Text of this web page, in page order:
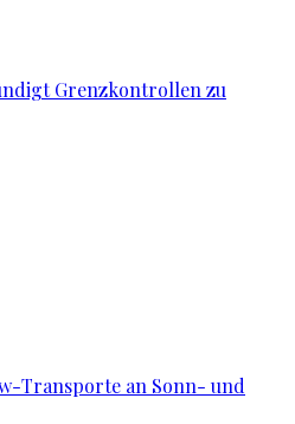
Grenzkontrollen zu
Transporte an Sonn- und